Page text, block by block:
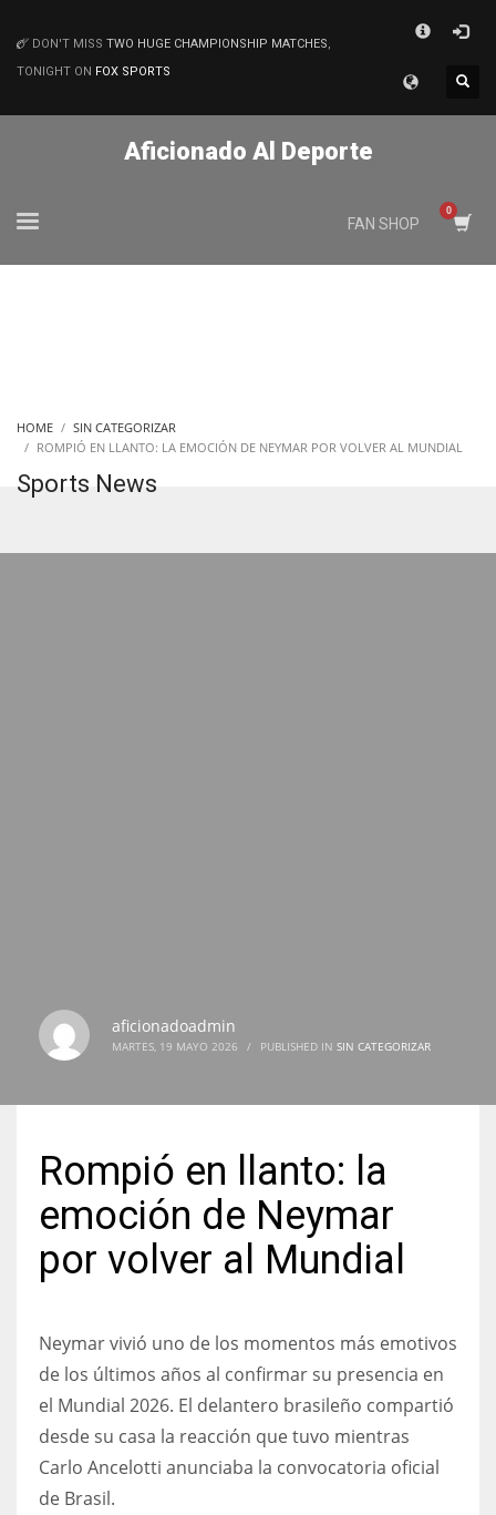
MATCHES
NYJ
24
34
MIN
6
DON'T MISS TWO HUGE CHAMPIONSHIP MATCHES,
TONIGHT ON FOX SPORTS
Aficionado Al Deporte
FAN SHOP
HOME
SIN CATEGORIZAR
ROMPIÓ EN LLANTO: LA EMOCIÓN DE NEYMAR POR VOLVER AL MUNDIAL
Sports News
aficionadoadmin
MARTES, 19 MAYO 2026 / PUBLISHED IN SIN CATEGORIZAR
Rompió en llanto: la
emoción de Neymar
por volver al Mundial
Neymar vivió uno de los momentos más emotivos
de los últimos años al confirmar su presencia en
el Mundial 2026. El delantero brasileño compartió
desde su casa la reacción que tuvo mientras
Carlo Ancelotti anunciaba la convocatoria oficial
de Brasil.